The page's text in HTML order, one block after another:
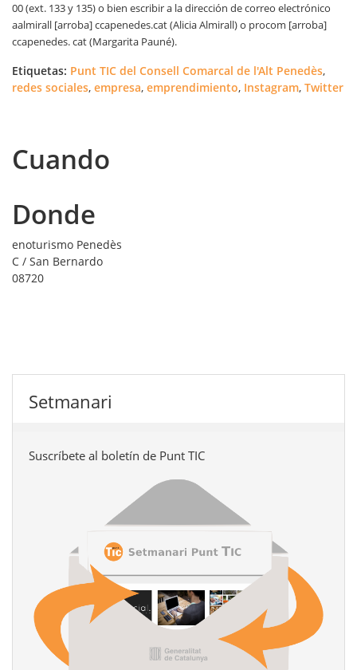
00 (ext. 133 y 135) o bien escribir a la dirección de correo electrónico
aalmirall [arroba] ccapenedes.cat (Alicia Almirall) o procom [arroba]
ccapenedes. cat (Margarita Pauné).
Etiquetas: Punt TIC del Consell Comarcal de l'Alt Penedès,
redes sociales, empresa, emprendimiento, Instagram, Twitter
Cuando
Donde
enoturismo Penedès
C / San Bernardo
08720
Setmanari
Suscríbete al boletín de Punt TIC